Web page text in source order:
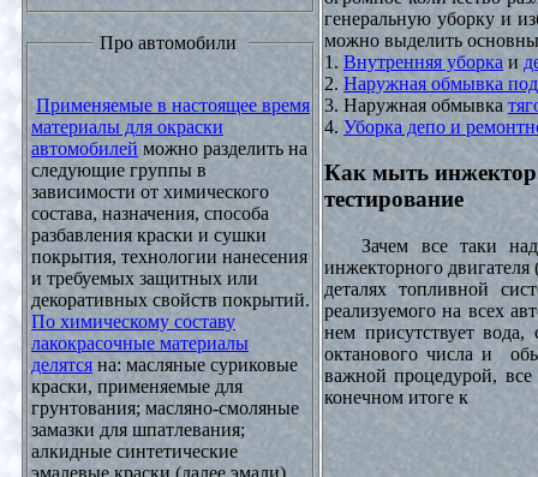
Про автомобили
Применяемые в настоящее время
материалы для окраски
автомобилей можно разделить на
следующие группы в
зависимости от химического
состава, назначения, способа
разбавления краски и сушки
покрытия, технологии нанесения
и требуемых защитных или
декоративных свойств покрытий.
По химическому составу
лакокрасочные материалы
делятся на: масляные суриковые
краски, применяемые для
грунтования; масляно-смоляные
замазки для шпатлевания;
алкидные синтетические
эмалевые краски (далее эмали)
генеральную уборку и
можно выделить
1. Внутренняя уборка и
2. Наружная обмывка
3. Наружная обмывка
4. Уборка депо и
Как мыть
тестирование
Зачем все таки
инжекторного
деталях топливной
реализуемого на всех
нем присутствует
октанового числа и
важной процедурой, все
конечном итоге к